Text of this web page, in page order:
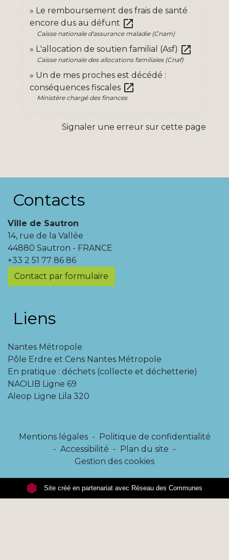
Le remboursement des frais de santé
encore dus au défunt open_in_new
Caisse nationale d'assurance maladie (Cnam)
L'allocation de soutien familial (Asf) open_in_new
Caisse nationale des allocations familiales (Cnaf)
Un de mes proches est décédé :
conséquences fiscales open_in_new
Ministère chargé des finances
Signaler une erreur sur cette page
Contacts
Ville de Sautron
14, rue de la Vallée
44880 Sautron - FRANCE
+33 2 51 77 86 86
Contact par formulaire
Liens
Nantes Métropole
Pôle Erdre et Cens Nantes Métropole
En pratique : déchets (collecte et déchetterie)
NAOLIB Ligne 69
Aleop Ligne Lila 320
Mentions légales -
Politique de confidentialité
- Accessibilité - Plan du site -
Gestion des cookies
Site créé en partenariat avec Réseau des Communes